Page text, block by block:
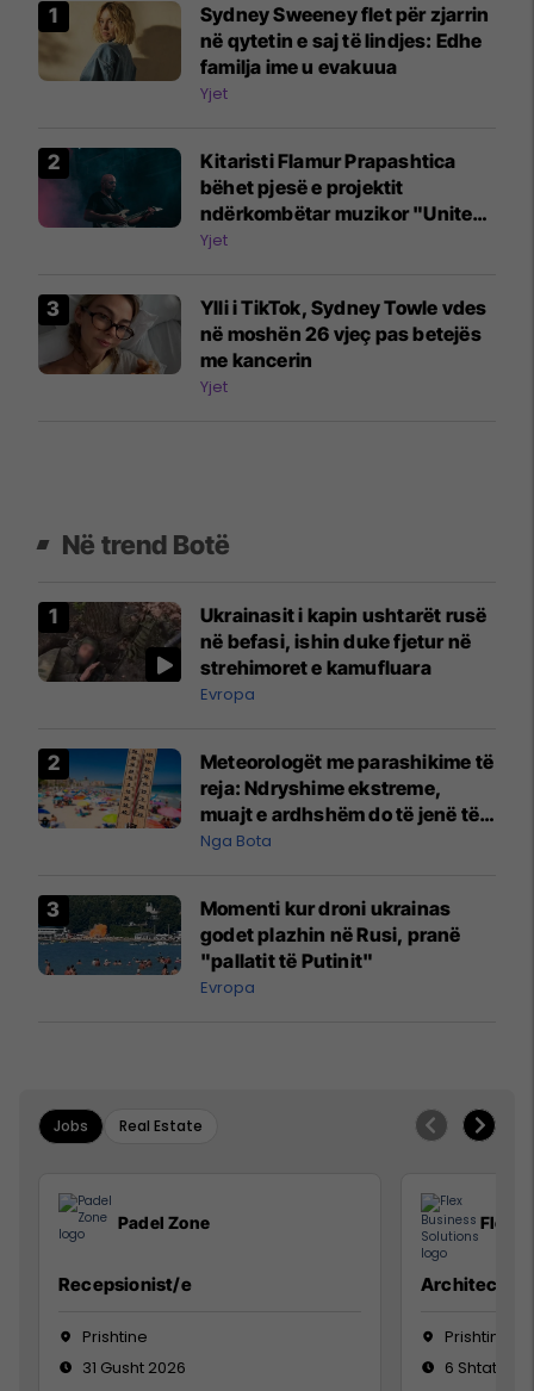
Sydney Sweeney flet për zjarrin
në qytetin e saj të lindjes: Edhe
familja ime u evakuua
Yjet
Kitaristi Flamur Prapashtica
bëhet pjesë e projektit
ndërkombëtar muzikor "United
Song"
Yjet
Ylli i TikTok, Sydney Towle vdes
në moshën 26 vjeç pas betejës
me kancerin
Yjet
Në trend Botë
Ukrainasit i kapin ushtarët rusë
në befasi, ishin duke fjetur në
strehimoret e kamufluara
Evropa
Meteorologët me parashikime të
reja: Ndryshime ekstreme,
muajt e ardhshëm do të jenë të
pazakontë
Nga Bota
Momenti kur droni ukrainas
godet plazhin në Rusi, pranë
"pallatit të Putinit"
Evropa
Jobs Real Estate
Padel Zone
Recepsionist/e
Prishtine
31 Gusht 2026
Flex
Architect
Prishtinë
6 Shtator